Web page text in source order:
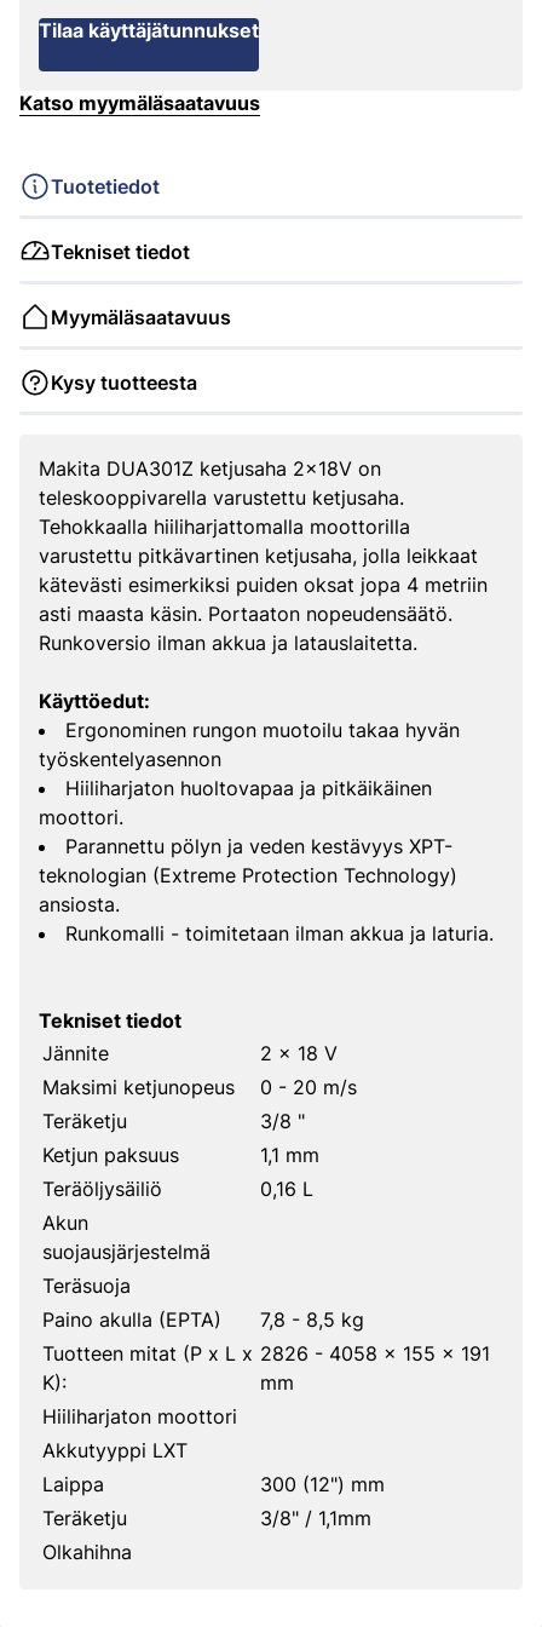
Tilaa käyttäjätunnukset
Katso myymäläsaatavuus
Tuotetiedot
Tekniset tiedot
Myymäläsaatavuus
Kysy tuotteesta
Makita DUA301Z ketjusaha 2x18V on
teleskooppivarella varustettu ketjusaha.
Tehokkaalla hiiliharjattomalla moottorilla
varustettu pitkävartinen ketjusaha, jolla leikkaat
kätevästi esimerkiksi puiden oksat jopa 4 metriin
asti maasta käsin. Portaaton nopeudensäätö.
Runkoversio ilman akkua ja latauslaitetta.
Käyttöedut:
Ergonominen rungon muotoilu takaa hyvän
työskentelyasennon
Hiiliharjaton huoltovapaa ja pitkäikäinen
moottori.
Parannettu pölyn ja veden kestävyys XPT-
teknologian (Extreme Protection Technology)
ansiosta.
Runkomalli - toimitetaan ilman akkua ja laturia.
Tekniset tiedot
Jännite
2 x 18 V
Maksimi ketjunopeus
0 - 20 m/s
Teräketju
3/8 "
Ketjun paksuus
1,1 mm
Teräöljysäiliö
0,16 L
Akun
suojausjärjestelmä
Teräsuoja
Paino akulla (EPTA)
7,8 - 8,5 kg
Tuotteen mitat (P x L x
K):
2826 - 4058 x 155 x 191
mm
Hiiliharjaton moottori
Akkutyyppi LXT
Laippa
300 (12") mm
Teräketju
3/8" / 1,1mm
Olkahihna